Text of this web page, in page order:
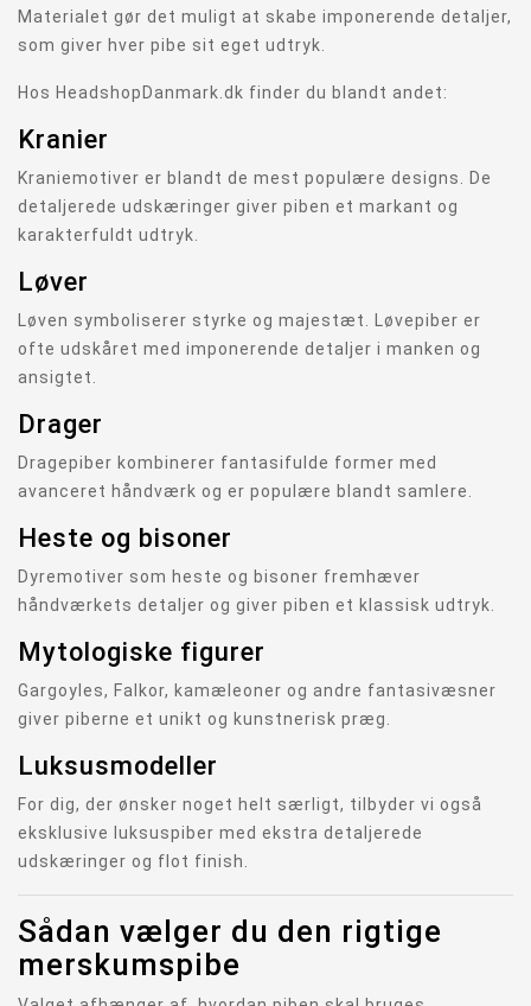
Materialet gør det muligt at skabe imponerende detaljer,
som giver hver pibe sit eget udtryk.
Hos HeadshopDanmark.dk finder du blandt andet:
Kranier
Kraniemotiver er blandt de mest populære designs. De
detaljerede udskæringer giver piben et markant og
karakterfuldt udtryk.
Løver
Løven symboliserer styrke og majestæt. Løvepiber er
ofte udskåret med imponerende detaljer i manken og
ansigtet.
Drager
Dragepiber kombinerer fantasifulde former med
avanceret håndværk og er populære blandt samlere.
Heste og bisoner
Dyremotiver som heste og bisoner fremhæver
håndværkets detaljer og giver piben et klassisk udtryk.
Mytologiske figurer
Gargoyles, Falkor, kamæleoner og andre fantasivæsner
giver piberne et unikt og kunstnerisk præg.
Luksusmodeller
For dig, der ønsker noget helt særligt, tilbyder vi også
eksklusive luksuspiber med ekstra detaljerede
udskæringer og flot finish.
Sådan vælger du den rigtige
merskumspibe